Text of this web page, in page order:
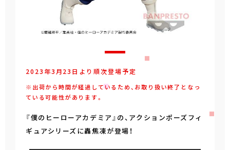
2023年3月23日より順次登場予定
※出荷から時間が経過しているため、お取り扱い終了となっ
ている可能性があります。
『僕のヒーローアカデミア』の、アクションポーズフィ
ギュアシリーズに轟焦凍が登場！